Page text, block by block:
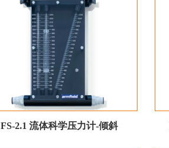
FS-2.1 流体科学压力计-倾斜